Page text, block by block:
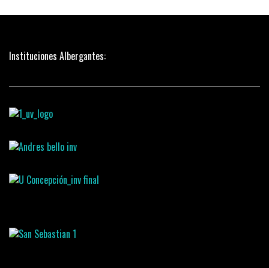
Instituciones Albergantes: